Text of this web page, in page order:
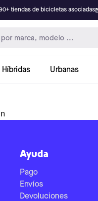
tiendas de bicicletas asociadas
Híbridas Urbanas
Ayuda
Pago
Envíos
Devoluciones